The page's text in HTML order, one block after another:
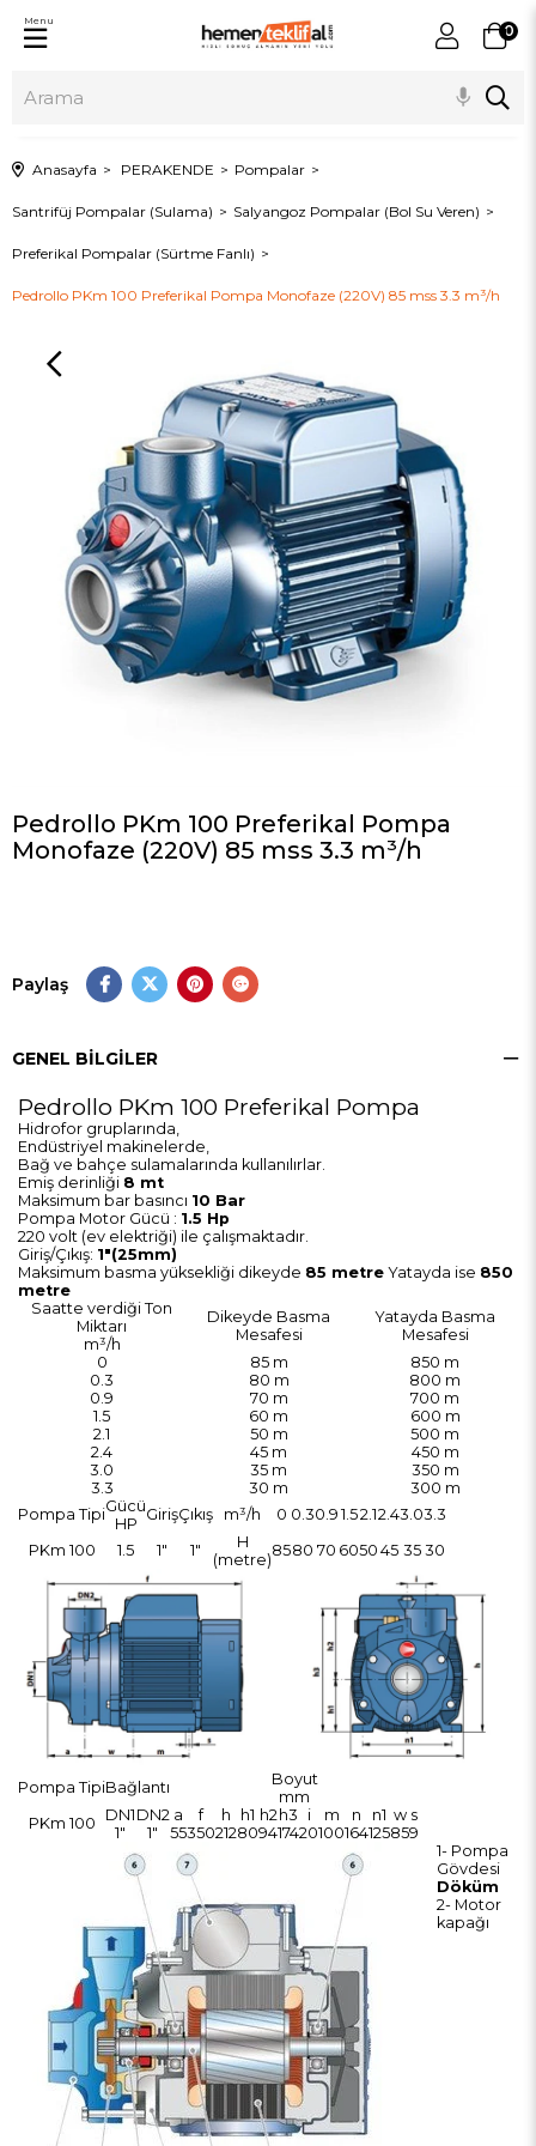
0
Menu
Anasayfa PERAKENDE Pompalar
Santrifüj Pompalar (Sulama) Salyangoz Pompalar (Bol Su Veren)
Preferikal Pompalar (Sürtme Fanlı)
Pedrollo PKm 100 Preferikal Pompa Monofaze (220V) 85 mss 3.3 m³/h
Pedrollo PKm 100 Preferikal Pompa
Monofaze (220V) 85 mss 3.3 m³/h
Paylaş
GENEL BILGILER
Pedrollo PKm 100 Preferikal Pompa
Hidrofor gruplarında,
Endüstriyel makinelerde,
Bağ ve bahçe sulamalarında kullanılırlar.
Emiş derinliği 8 mt
Maksimum bar basıncı 10 Bar
Pompa Motor Gücü : 1.5 Hp
220 volt (ev elektriği) ile çalışmaktadır.
Giriş/Çıkış: 1"(25mm)
Maksimum basma yüksekliği dikeyde 85 metre Yatayda ise 850
metre
Saatte verdiği Ton
Miktarı
m³/h
Dikeyde Basma
Mesafesi
Yatayda Basma
Mesafesi
0
85 m
850 m
0.3
80 m
800 m
0.9
70 m
700 m
1.5
60 m
600 m
2.1
50 m
500 m
2.4
45 m
450 m
3.0
35 m
350 m
3.3
30 m
300 m
Pompa TipiGücü
HP
GirişÇıkış m³/h 0 0.30.9 1.52.12.43.03.3
PKm 100
1.5 1" 1"
H
(metre)
8580 70 6050 45 35 30
Pompa TipiBağlantı
Boyut
mm
PKm 100
DN1 DN2 a f h h1 h2 h3 i m n n1 w s
1"
1" 55350212809417420100164125859
1- Pompa
Gövdesi
Döküm
2- Motor
kapağı